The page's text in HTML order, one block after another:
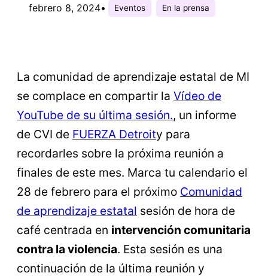
febrero 8, 2024• Eventos En la prensa
La comunidad de aprendizaje estatal de MI
se complace en compartir la Vídeo de
YouTube de su última sesión., un informe
de CVI de FUERZA Detroity para
recordarles sobre la próxima reunión a
finales de este mes. Marca tu calendario el
28 de febrero para el próximo Comunidad
de aprendizaje estatal sesión de hora de
café centrada en intervención comunitaria
contra la violencia. Esta sesión es una
continuación de la última reunión y